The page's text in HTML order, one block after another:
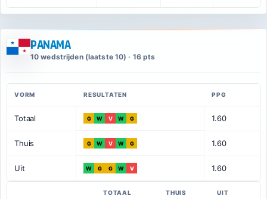
Panama
10 wedstrijden (laatste 10) · 16 pts
VORM RESULTATEN PPG
Totaal G W V W G 1.60
Thuis G W V W G 1.60
Uit W G G W V 1.60
TOTAAL THUIS UIT